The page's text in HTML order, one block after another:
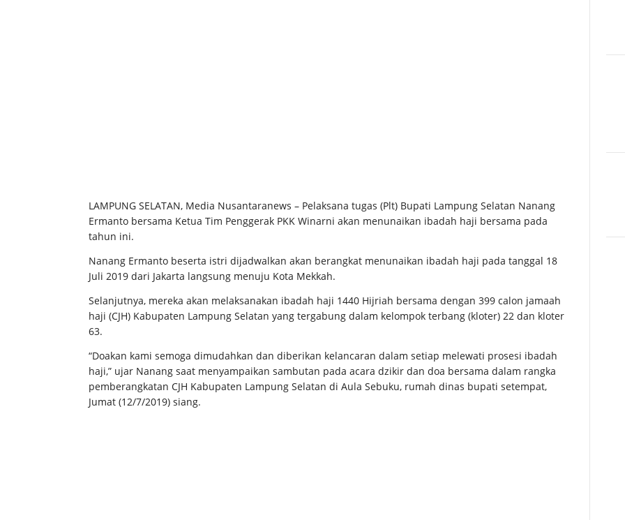
LAMPUNG SELATAN, Media Nusantaranews – Pelaksana tugas (Plt) Bupati Lampung Selatan Nanang
Ermanto bersama Ketua Tim Penggerak PKK Winarni akan menunaikan ibadah haji bersama pada
tahun ini.
Nanang Ermanto beserta istri dijadwalkan akan berangkat menunaikan ibadah haji pada tanggal 18
Juli 2019 dari Jakarta langsung menuju Kota Mekkah.
Selanjutnya, mereka akan melaksanakan ibadah haji 1440 Hijriah bersama dengan 399 calon jamaah
haji (CJH) Kabupaten Lampung Selatan yang tergabung dalam kelompok terbang (kloter) 22 dan kloter
63.
“Doakan kami semoga dimudahkan dan diberikan kelancaran dalam setiap melewati prosesi ibadah
haji,” ujar Nanang saat menyampaikan sambutan pada acara dzikir dan doa bersama dalam rangka
pemberangkatan CJH Kabupaten Lampung Selatan di Aula Sebuku, rumah dinas bupati setempat,
Jumat (12/7/2019) siang.